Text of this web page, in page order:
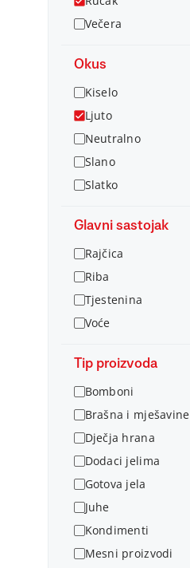
Večera
Okus
Kiselo
Ljuto
Neutralno
Slano
Slatko
Glavni sastojak
Rajčica
Riba
Tjestenina
Voće
Tip proizvoda
Bomboni
Brašna i mješavine
Dječja hrana
Dodaci jelima
Gotova jela
Juhe
Kondimenti
Mesni proizvodi